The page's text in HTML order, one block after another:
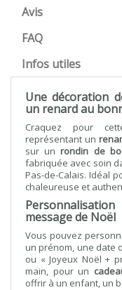
Avis
FAQ
Infos utiles
Une décoration
un renard au
Craquez pour
représentant un
sur unrondin de
fabriquée avec soin
Pas-de-Calais. Idéal
chaleureuse et
message de Noël
Vous pouvez
un prénom, une date
ou « Joyeux Noël +
main, pour un
offrir à un enfant, un